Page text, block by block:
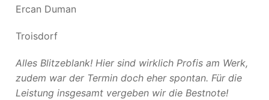
Ercan Duman
Troisdorf
Alles Blitzeblank! Hier sind wirklich Profis am Werk,
zudem war der Termin doch eher spontan. Für die
Leistung insgesamt vergeben wir die Bestnote!